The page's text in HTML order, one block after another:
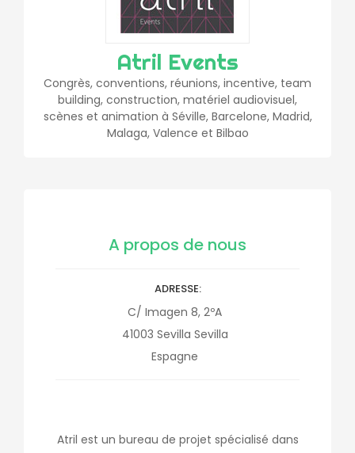
Atril Events
Congrès, conventions, réunions, incentive, team
building, construction, matériel audiovisuel,
scènes et animation à Séville, Barcelone, Madrid,
Malaga, Valence et Bilbao
A propos de nous
ADRESSE
C/ Imagen 8, 2ºA
41003 Sevilla Sevilla
Espagne
Atril est un bureau de projet spécialisé dans